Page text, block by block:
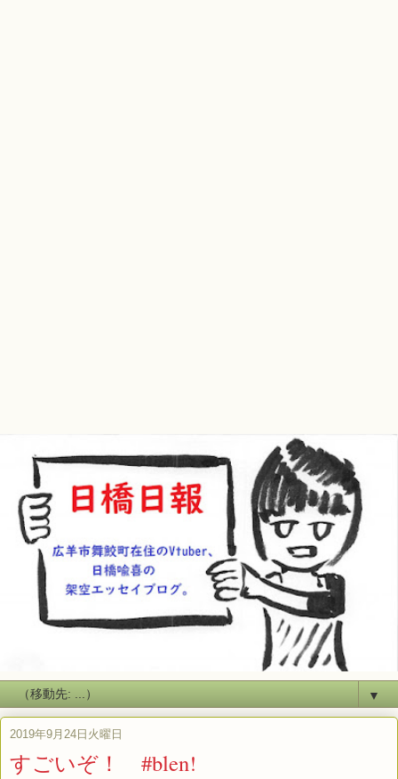
▼
2019年9月24日火曜日
すごいぞ！ #blen!